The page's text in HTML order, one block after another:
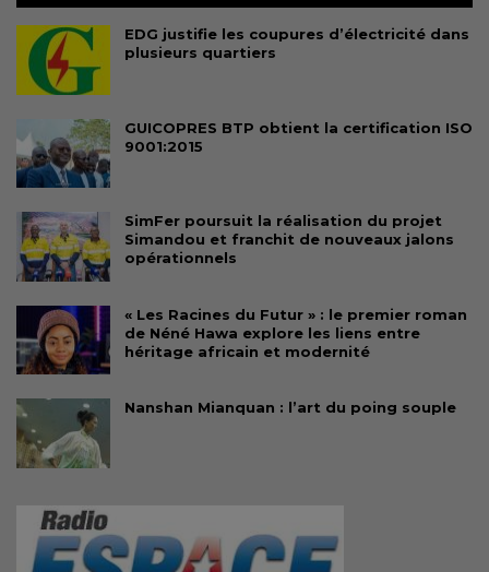
EDG justifie les coupures d’électricité dans
plusieurs quartiers
GUICOPRES BTP obtient la certification ISO
9001:2015
SimFer poursuit la réalisation du projet
Simandou et franchit de nouveaux jalons
opérationnels
« Les Racines du Futur » : le premier roman
de Néné Hawa explore les liens entre
héritage africain et modernité
Nanshan Mianquan : l’art du poing souple